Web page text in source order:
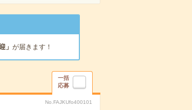
」 が届きます！
一括
応募
No.FAJKUfo400101